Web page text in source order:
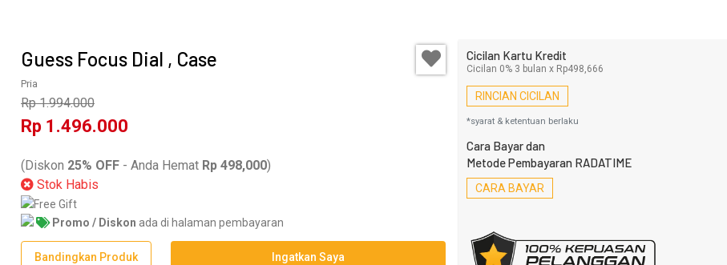
Guess Focus Dial , Case
Pria
Rp 1.994.000
Rp 1.496.000
(Diskon 25% OFF - Anda Hemat Rp 498,000)
Stok Habis
Promo / Diskon ada di halaman pembayaran
Bandingkan Produk Ingatkan Saya
Cicilan Kartu Kredit
Cicilan 0% 3 bulan x Rp498,666
RINCIAN CICILAN
*syarat & ketentuan berlaku
Cara Bayar dan
Metode Pembayaran RADATIME
CARA BAYAR